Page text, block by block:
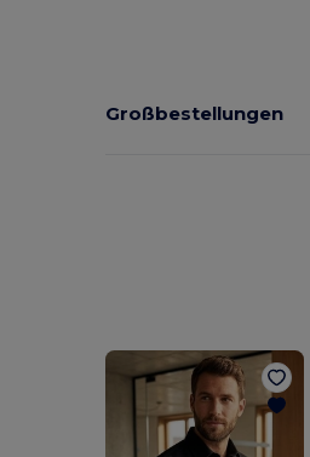
Großbestellungen